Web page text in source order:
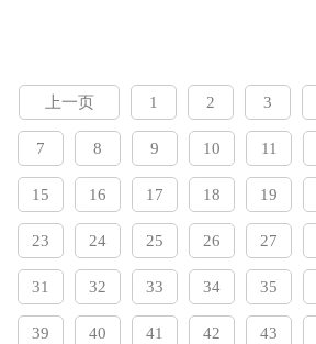
上一页 1 2 3
7 8 9 10 11
15 16 17 18 19
23 24 25 26 27
31 32 33 34 35
39 40 41 42 43